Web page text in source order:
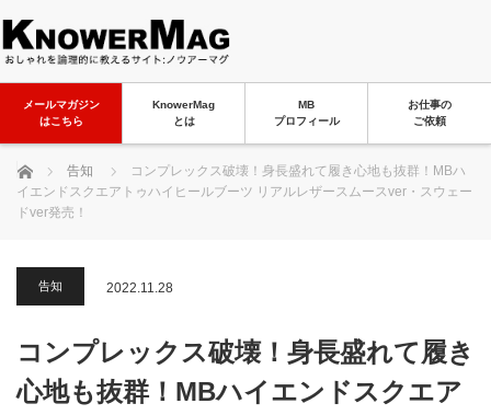
メールマガジン
はこちら
KnowerMag
とは
MB
プロフィール
お仕事の
ご依頼
ホーム 告知
コンプレックス破壊！身長盛れて履き心地も抜群！MBハ
イエンドスクエアトゥハイヒールブーツ リアルレザースムースver・スウェー
ドver発売！
告知 2022.11.28
コンプレックス破壊！身長盛れて履き
心地も抜群！MBハイエンドスクエア